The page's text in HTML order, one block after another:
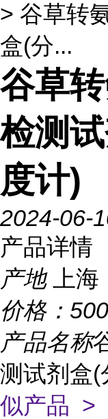
> 谷草转
盒(分...
谷草
检测
度计)
2024-06-
产品详情
产地
上海
价格： 500
产品名称
测试剂盒(
似产品 >